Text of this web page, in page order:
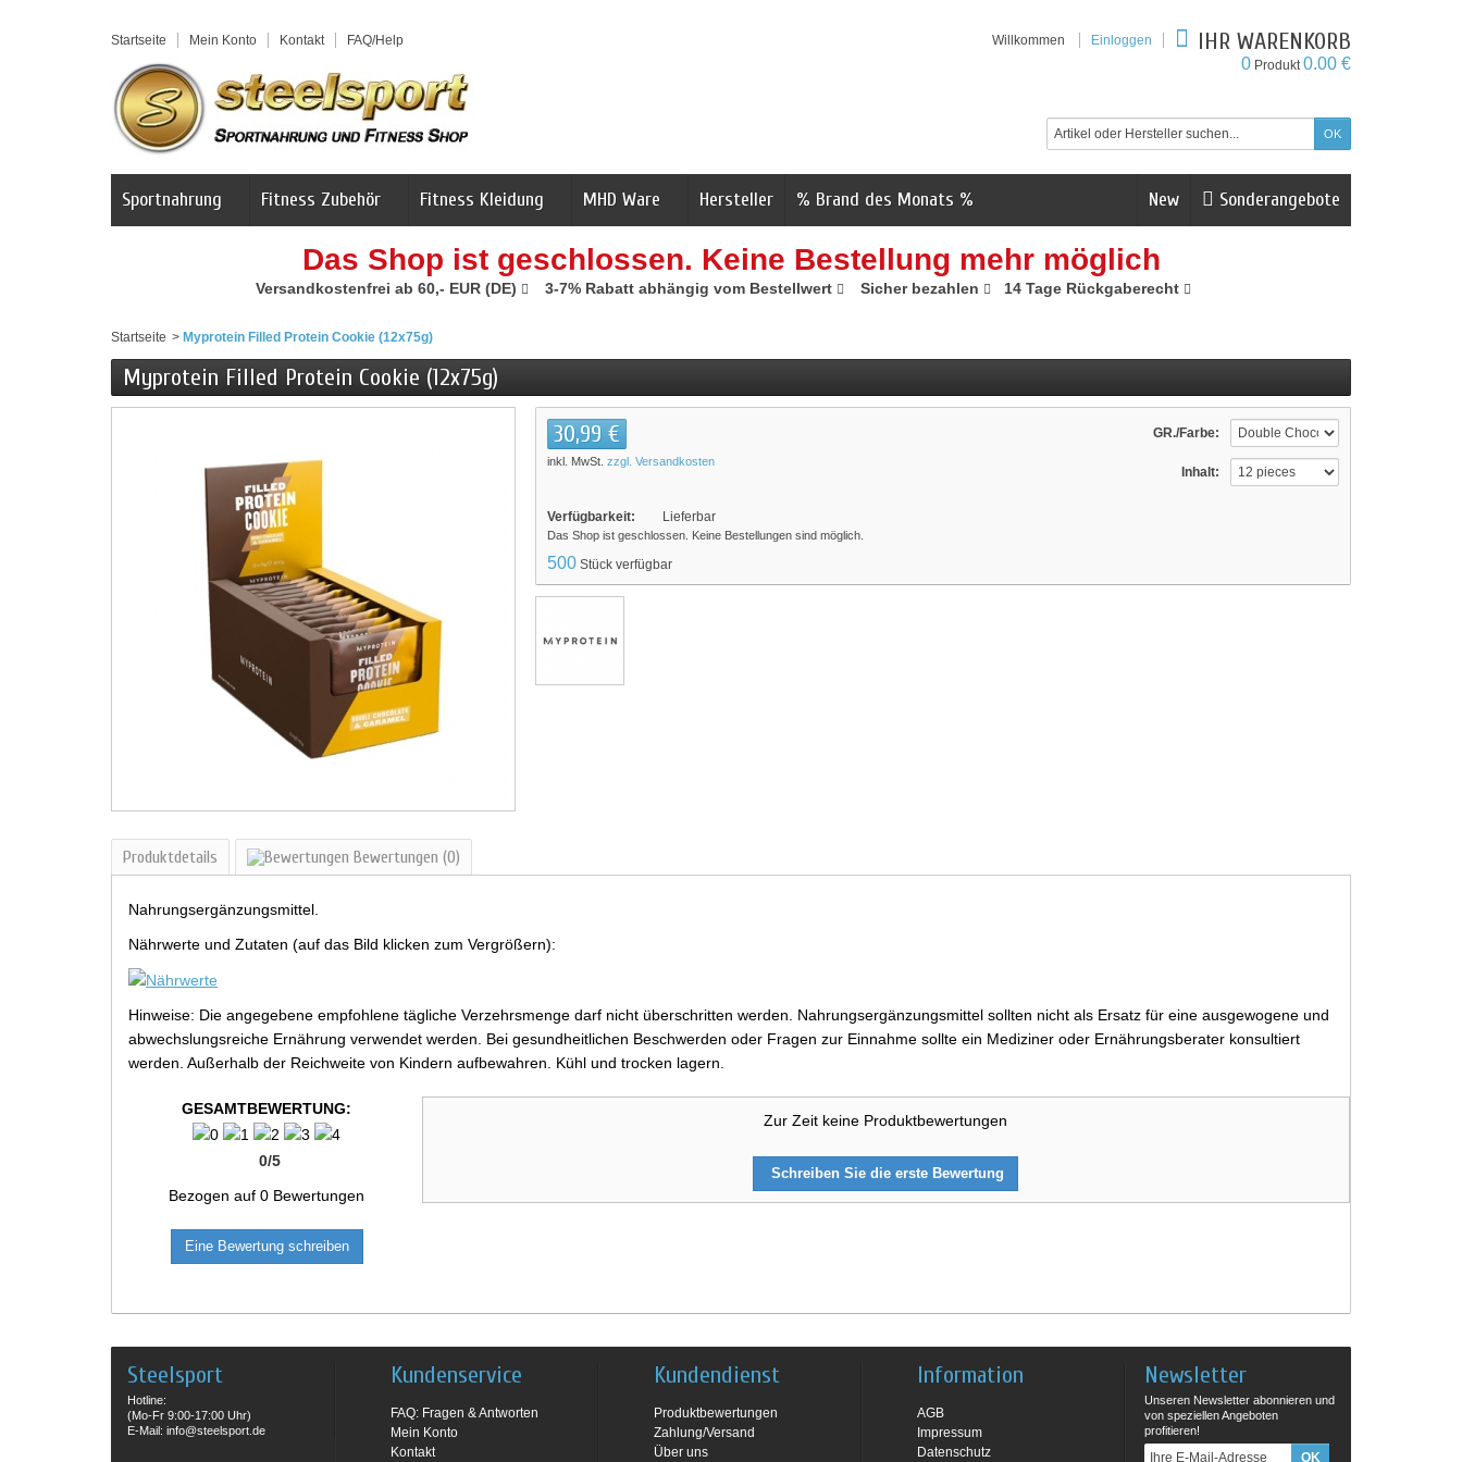
Startseite Mein Konto Kontakt FAQ/Help Willkommen Einloggen IHR WARENKORB
0 Produkt0.00 €
Sonderangebote
New
Sportnahrung Fitness Zubehör Fitness Kleidung MHD Ware Hersteller % Brand des Monats %
Das Shop ist geschlossen. Keine Bestellung mehr möglich
Versandkostenfrei ab 60,- EUR (DE) 3-7% Rabatt abhängig vom Bestellwert Sicher bezahlen 14 Tage Rückgaberecht
Startseite > Myprotein Filled Protein Cookie (12x75g)
Myprotein Filled Protein Cookie (12x75g)
GR./Farbe:
Inhalt:
30,99 €
inkl. MwSt. zzgl. Versandkosten
Verfügbarkeit: Lieferbar
Das Shop ist geschlossen. Keine Bestellungen sind möglich.
500 Stück verfügbar
Produktdetails Bewertungen (0)
Nahrungsergänzungsmittel.
Nährwerte und Zutaten (auf das Bild klicken zum Vergrößern):
Hinweise: Die angegebene empfohlene tägliche Verzehrsmenge darf nicht überschritten werden. Nahrungsergänzungsmittel sollten nicht als Ersatz für eine ausgewogene und
abwechslungsreiche Ernährung verwendet werden. Bei gesundheitlichen Beschwerden oder Fragen zur Einnahme sollte ein Mediziner oder Ernährungsberater konsultiert
werden. Außerhalb der Reichweite von Kindern aufbewahren. Kühl und trocken lagern.
GESAMTBEWERTUNG:
0/5
Bezogen auf0 Bewertungen
Eine Bewertung schreiben
Zur Zeit keine Produktbewertungen
Schreiben Sie die erste Bewertung
Steelsport
Hotline:
(Mo-Fr 9:00-17:00 Uhr)
E-Mail: info@steelsport.de
Kundenservice
FAQ: Fragen & Antworten
Mein Konto
Kontakt
Kundendienst
Produktbewertungen
Zahlung/Versand
Über uns
Information
AGB
Impressum
Datenschutz
Newsletter
Unseren Newsletter abonnieren und
von speziellen Angeboten
profitieren!